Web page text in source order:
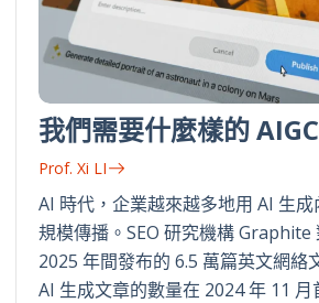
我們需要什麼樣的
Prof. Xi LI
AI 時代，企業越來越多地用 AI 生
規模傳播。SEO 研究機構 Graphite
2025 年間發布的 6.5 萬篇英文網絡
AI 生成文章的數量在 2024 年 11